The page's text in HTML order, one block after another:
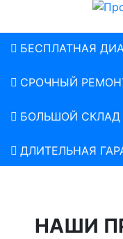
БЕСПЛАТНАЯ
СРОЧНЫЙ
БОЛЬШОЙ СКЛАД
ДЛИТЕЛЬНАЯ
НАШИ